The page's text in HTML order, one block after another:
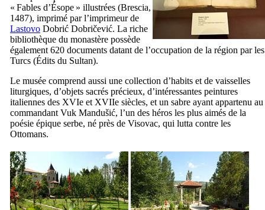
« Fables d’Ésope » illustrées (Brescia,
1487), imprimé par l’imprimeur de
Lastovo Dobrić Dobričević. La riche
bibliothèque du monastère possède
également 620 documents datant de l’occupation de la région par les
Turcs (Édits du Sultan).
Le musée comprend aussi une collection d’habits et de vaisselles
liturgiques, d’objets sacrés précieux, d’intéressantes peintures
italiennes des XVIe et XVIIe siècles, et un sabre ayant appartenu au
commandant Vuk Mandušić, l’un des héros les plus aimés de la
poésie épique serbe, né près de Visovac, qui lutta contre les
Ottomans.